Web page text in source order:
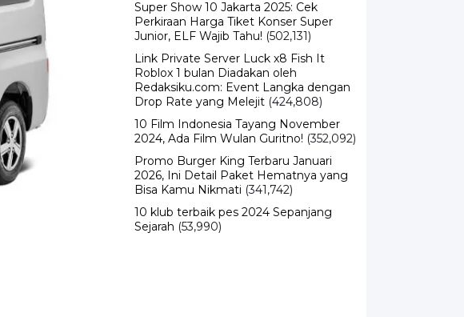
Junior, ELF Wajib Tahu! (502,131)
Link Private Server Luck x8 Fish It
Redaksiku.com: Event Langka dengan
Drop Rate yang Melejit (424,808)
10 Film Indonesia Tayang November
Promo Burger King Terbaru Januari
Bisa Kamu Nikmati
(341,742)
10 klub terbaik pes 2024 Sepanjang